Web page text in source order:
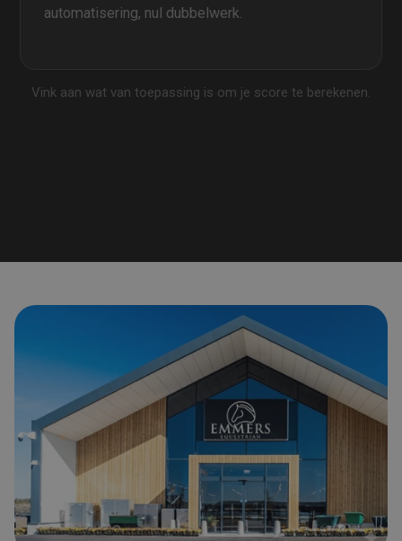
automatisering, nul dubbelwerk.
Vink aan wat van toepassing is om je score te berekenen.